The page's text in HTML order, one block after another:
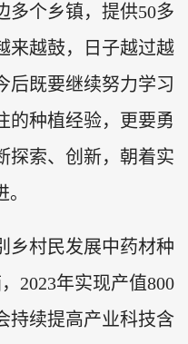
多个乡镇，提供50多
来越鼓，日子越过越
后既要继续努力学习
的种植经验，更要勇
探索、创新，朝着实
乡村民发展中药材种
2023年实现产值800
持续提高产业科技含